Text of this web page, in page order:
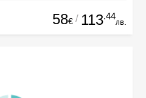
58€ / 113.44
лв.